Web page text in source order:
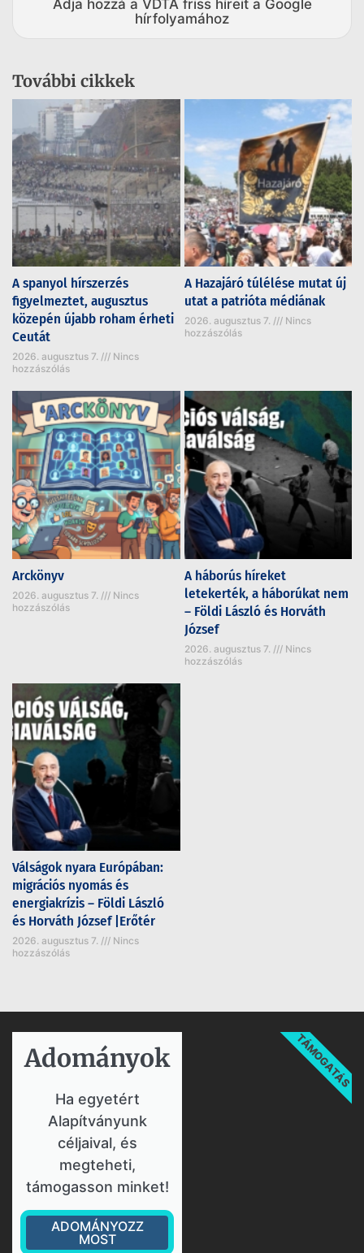
Adja hozzá a VDTA friss híreit a Google
hírfolyamához
További cikkek
A spanyol hírszerzés
figyelmeztet, augusztus
közepén újabb roham érheti
Ceutát
2026. augusztus 7.
Nincs
hozzászólás
A Hazajáró túlélése mutat új
utat a patrióta médiának
2026. augusztus 7.
Nincs
hozzászólás
Arckönyv
2026. augusztus 7.
Nincs
hozzászólás
A háborús híreket
letekerték, a háborúkat nem
– Földi László és Horváth
József
2026. augusztus 7.
Nincs
hozzászólás
Válságok nyara Európában:
migrációs nyomás és
energiakrízis – Földi László
és Horváth József |Erőtér
2026. augusztus 7.
Nincs
hozzászólás
Adományok​
Ha egyetért
Alapítványunk
céljaival, és
megteheti,
támogasson minket!
ADOMÁNYOZZ
MOST
TÁMOGATÁS